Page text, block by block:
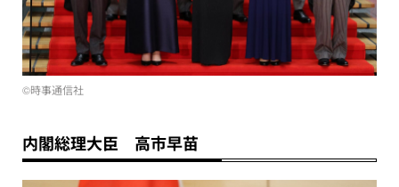
©時事通信社
内閣総理大臣 高市早苗